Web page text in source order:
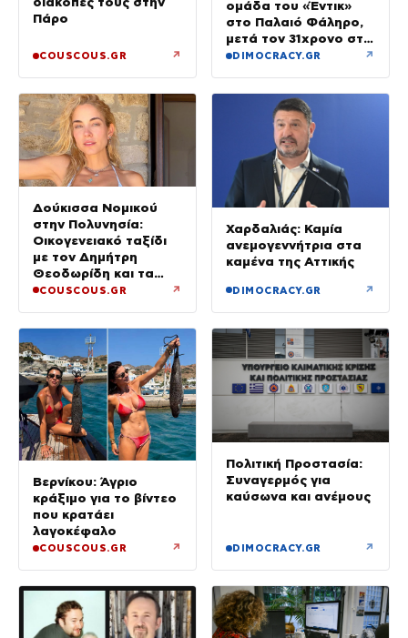
Πάρο
COUSCOUS.GR ↗
ομάδα του «Έντικ»
στο Παλαιό Φάληρο,
μετά τον 31χρονο στη
Γερμανία
DIMOCRACY.GR ↗
Δούκισσα Νομικού
στην Πολυνησία:
Οικογενειακό ταξίδι
με τον Δημήτρη
Θεοδωρίδη και τα
παιδιά τους
COUSCOUS.GR ↗
Χαρδαλιάς: Καμία
ανεμογεννήτρια στα
καμένα της Αττικής
DIMOCRACY.GR ↗
Βερνίκου: Άγριο
κράξιμο για το βίντεο
που κρατάει
λαγοκέφαλο
COUSCOUS.GR ↗
Πολιτική Προστασία:
Συναγερμός για
καύσωνα και ανέμους
DIMOCRACY.GR ↗